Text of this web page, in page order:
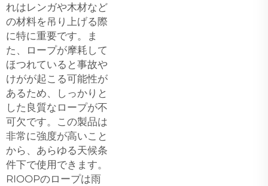
れはレンガや木材など
の材料を吊り上げる際
に特に重要です。ま
た、ロープが摩耗して
ほつれていると事故や
けがが起こる可能性が
あるため、しっかりと
した良質なロープが不
可欠です。この製品は
非常に強度が高いこと
から、あらゆる天候条
件下で使用できます。
RIOOPのロープは雨